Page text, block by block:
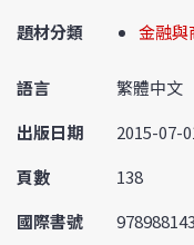
題材分類
金融與
語言
繁體中文
出版日期
2015-07-
頁數
138
國際書號